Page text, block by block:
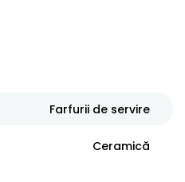
Farfurii de servire
Ceramică